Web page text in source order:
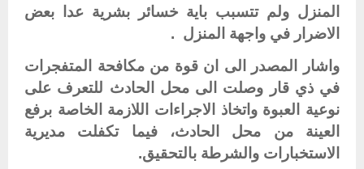
المنزل ولم تتسبب باية خسائر بشرية عدا بعض
الاضرار في واجهة المنزل .
واشار المصدر الى ان قوة من مكافحة المتفجرات
في ذي قار وصلت الى محل الحادث للتعرف على
نوعية العبوة واتخاذ الاجراءات اللازمة الخاصة برفع
العينة من محل الحادث، فيما تكفلت مديرية
الاستخبارات والشرطة بالتحقيق.